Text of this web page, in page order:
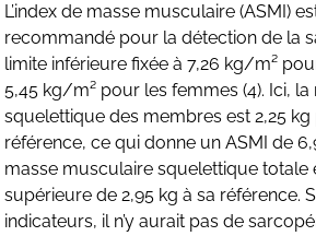
L’index de masse musculaire (ASMI)
recommandé pour la détection de la
limite inférieure fixée à 7,26 kg/m²
5,45 kg/m² pour les femmes (4). Ici,
squelettique des membres est 2,25
référence, ce qui donne un ASMI de
masse musculaire squelettique totale
supérieure de 2,95 kg à sa référence.
indicateurs, il n’y aurait pas de